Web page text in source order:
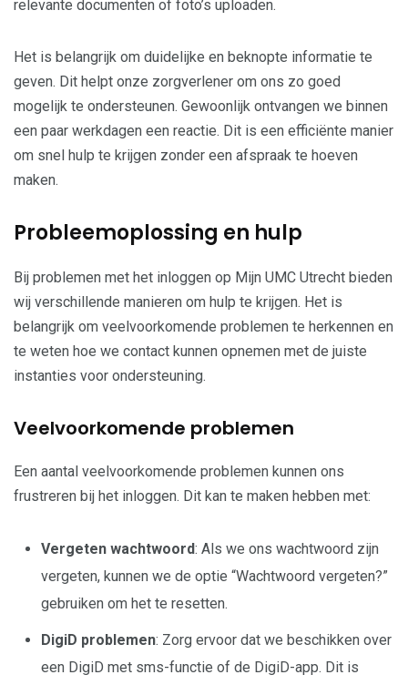
relevante documenten of foto’s uploaden.
Het is belangrijk om duidelijke en beknopte informatie te
geven. Dit helpt onze zorgverlener om ons zo goed
mogelijk te ondersteunen. Gewoonlijk ontvangen we binnen
een paar werkdagen een reactie. Dit is een efficiënte manier
om snel hulp te krijgen zonder een afspraak te hoeven
maken.
Probleemoplossing en hulp
Bij problemen met het inloggen op Mijn UMC Utrecht bieden
wij verschillende manieren om hulp te krijgen. Het is
belangrijk om veelvoorkomende problemen te herkennen en
te weten hoe we contact kunnen opnemen met de juiste
instanties voor ondersteuning.
Veelvoorkomende problemen
Een aantal veelvoorkomende problemen kunnen ons
frustreren bij het inloggen. Dit kan te maken hebben met:
Vergeten wachtwoord: Als we ons wachtwoord zijn
vergeten, kunnen we de optie “Wachtwoord vergeten?”
gebruiken om het te resetten.
DigiD problemen: Zorg ervoor dat we beschikken over
een DigiD met sms-functie of de DigiD-app. Dit is